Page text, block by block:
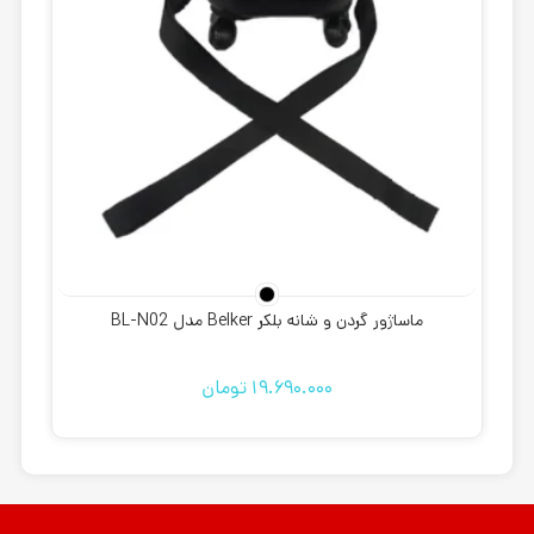
ماساژور گردن و شانه بلکر Belker مدل BL-N02
19.690.000 تومان